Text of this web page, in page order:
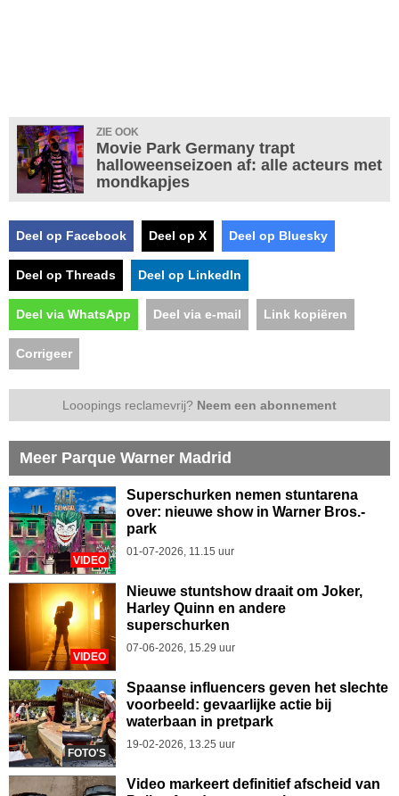
ZIE OOK
Movie Park Germany trapt
halloweenseizoen af: alle acteurs met
mondkapjes
Deel op Facebook Deel op X Deel op Bluesky
Deel op Threads Deel op LinkedIn
Deel via WhatsApp Deel via e-mail Link kopiëren
Corrigeer
Looopings reclamevrij? Neem een abonnement
Meer Parque Warner Madrid
VIDEO
Superschurken nemen stuntarena
over: nieuwe show in Warner Bros.-
park
01-07-2026, 11.15 uur
VIDEO
Nieuwe stuntshow draait om Joker,
Harley Quinn en andere
superschurken
07-06-2026, 15.29 uur
FOTO'S
Spaanse influencers geven het slechte
voorbeeld: gevaarlijke actie bij
waterbaan in pretpark
19-02-2026, 13.25 uur
Video markeert definitief afscheid van